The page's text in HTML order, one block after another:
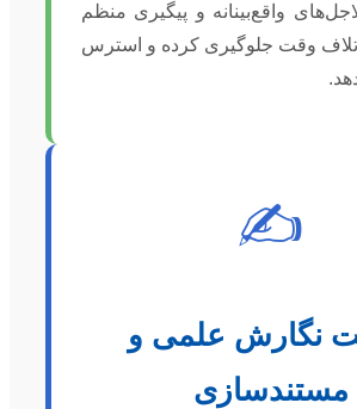
واقع‌بینانه و پیگیری منظم
وقت جلوگیری کرده و استرس
✍️
نگارش علمی و
مستندسازی